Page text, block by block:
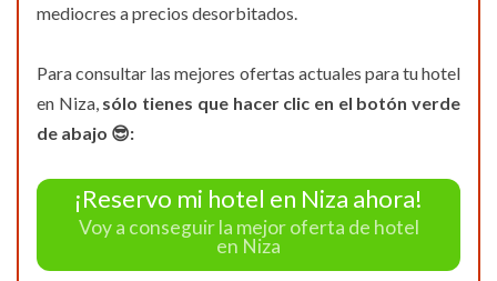
mediocres a precios desorbitados.
Para consultar las mejores ofertas actuales para tu hotel
en Niza,sólo tienes que hacer clic en el botón verde
de abajo 😎:
¡Reservo mi hotel en Niza ahora!
Voy a conseguir la mejor oferta de hotel
en Niza